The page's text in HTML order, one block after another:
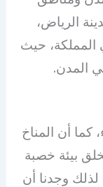
الرياض،
المملكة، حيث
المدن.
كما أن المناخ
بيئة خصبة
لذلك وجدنا أن